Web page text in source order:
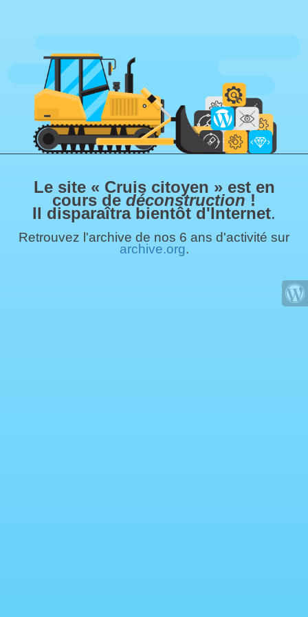
Le site « Cruis citoyen » est en
cours de déconstruction !
Il disparaîtra bientôt d'Internet.
Retrouvez l'archive de nos 6 ans d'activité sur
archive.org.